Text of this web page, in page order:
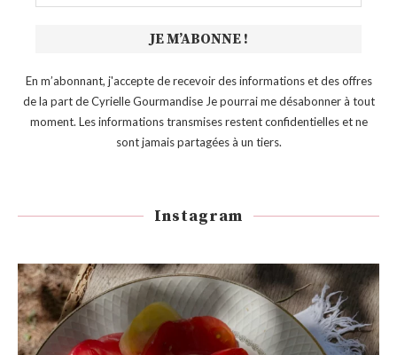
En m’abonnant, j'accepte de recevoir des informations et des offres
de la part de Cyrielle Gourmandise Je pourrai me désabonner à tout
moment. Les informations transmises restent confidentielles et ne
sont jamais partagées à un tiers.
Instagram